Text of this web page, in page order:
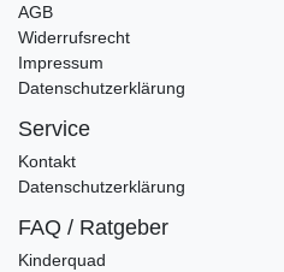
AGB
Widerrufsrecht
Impressum
Datenschutzerklärung
Service
Kontakt
Datenschutzerklärung
FAQ / Ratgeber
Kinderquad